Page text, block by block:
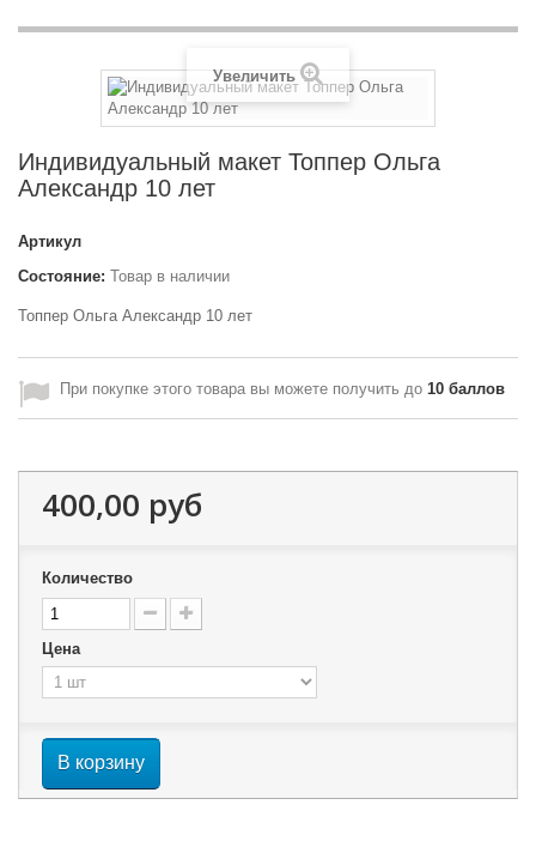
Увеличить
Индивидуальный макет Топпер Ольга
Александр 10 лет
Артикул
Состояние: Товар в наличии
Топпер Ольга Александр 10 лет
При покупке этого товара вы можете получить до 10 баллов
400,00 руб
Количество
Цена
В корзину